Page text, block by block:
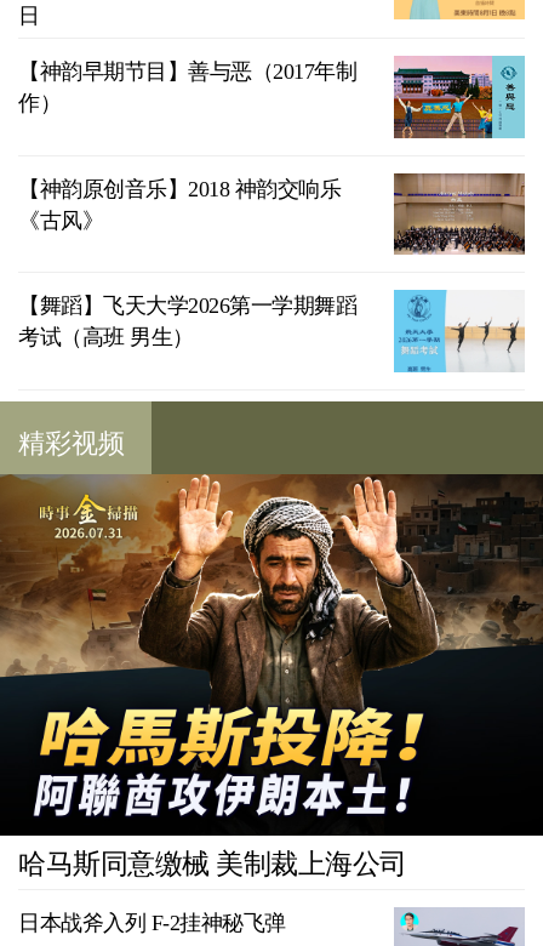
日
【神韵早期节目】善与恶（2017年制
作）
【神韵原创音乐】2018 神韵交响乐
《古风》
【舞蹈】飞天大学2026第一学期舞蹈
考试（高班 男生）
精彩视频
哈马斯同意缴械 美制裁上海公司
日本战斧入列 F-2挂神秘飞弹